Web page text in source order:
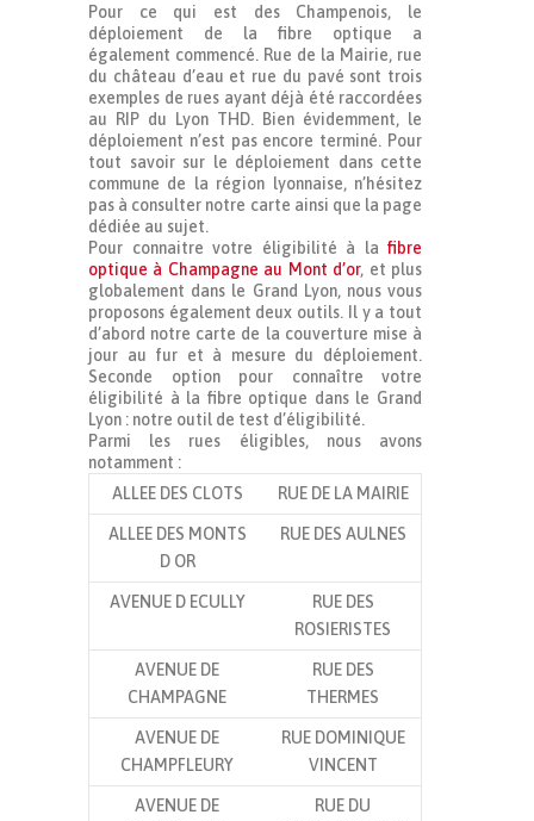
Pour ce qui est des Champenois, le
déploiement de la fibre optique a
également commencé. Rue de la Mairie, rue
du château d’eau et rue du pavé sont trois
exemples de rues ayant déjà été raccordées
au RIP du Lyon THD. Bien évidemment, le
déploiement n’est pas encore terminé. Pour
tout savoir sur le déploiement dans cette
commune de la région lyonnaise, n’hésitez
pas à consulter notre carte ainsi que la page
dédiée au sujet.
Pour connaitre votre éligibilité à la fibre
optique à Champagne au Mont d’or, et plus
globalement dans le Grand Lyon, nous vous
proposons également deux outils. Il y a tout
d’abord notre carte de la couverture mise à
jour au fur et à mesure du déploiement.
Seconde option pour connaître votre
éligibilité à la fibre optique dans le Grand
Lyon : notre outil de test d’éligibilité.
Parmi les rues éligibles, nous avons
notamment :
ALLEE DES CLOTS
RUE DE LA MAIRIE
ALLEE DES MONTS
D OR
RUE DES AULNES
AVENUE D ECULLY
RUE DES
ROSIERISTES
AVENUE DE
CHAMPAGNE
RUE DES
THERMES
AVENUE DE
CHAMPFLEURY
RUE DOMINIQUE
VINCENT
AVENUE DE
RUE DU